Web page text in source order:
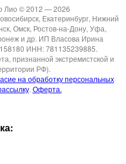
Лио © 2012 — 2026
Екатеринбург, Нижний
Омск, Ростов-на-Дону, Уфа,
и др. ИП Власова Ирина
ИНН: 781135239885.
признанной экстремистской и
РФ).
на обработку персональных
. Оферта.